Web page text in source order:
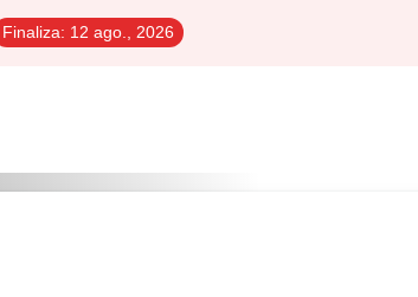
Finaliza: 12 ago., 2026